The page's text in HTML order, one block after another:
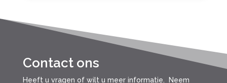
Contact ons
Heeft u vragen of wilt u meer informatie. Neem